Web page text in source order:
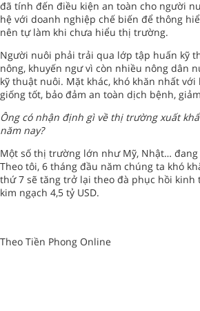
đã tính đến điều kiện an toàn cho người
hệ với doanh nghiệp chế biến để thông
nên tự làm khi chưa hiểu thị trường.
Người nuôi phải trải qua lớp tập huấn kỹ
nông, khuyến ngư vì còn nhiều nông dân
kỹ thuật nuôi. Mặt khác, khó khăn nhất
giống tốt, bảo đảm an toàn dịch bệnh,
Ông có nhận định gì về thị trường xuất
năm nay?
Một số thị trường lớn như Mỹ, Nhật…
Theo tôi, 6 tháng đầu năm chúng ta khó
thứ 7 sẽ tăng trở lại theo đà phục hồi kinh
kim ngạch 4,5 tỷ USD.
Theo Tiền Phong Online